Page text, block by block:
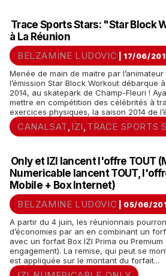
Trace Sports Stars: "Star Block
à La Réunion
BELZAMINE LUDOVIC | 17/06/
Menée de main de maitre par
l’émission Star Block Workout débarque
2014, au skatepark de Champ-Fleuri !
mettre en compétition des célébrités à
exercices physiques, la saison 2014 de
CANALSAT IZI TRACE SPORTS
Only et IZI lancent l'offre TOUT
Numericable lancent TOUT,
Mobile + Box Internet)
BELZAMINE LUDOVIC | 05/06/
A partir du 4 juin, les réunionnais
d’économies par an en combinant un
avec un forfait Box IZI Prima ou
engagement). La remise, qui peut se
est appliquée sur le montant du forfait...